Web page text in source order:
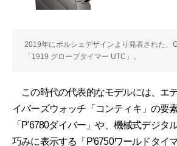
2019年にポルシェデザインより発表された、
「1919 グローブタイマー UTC」。
この時代の代表的なモデルには、エ
イバーズウォッチ「コンティキ」の要
「P'6780ダイバー」や、機械式デジタ
巧みに表示する「P'6750ワールドタイ